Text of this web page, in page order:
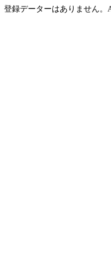
登録データーはありません。